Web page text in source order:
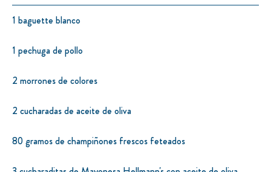
1 baguette blanco
1 pechuga de pollo
2 morrones de colores
2 cucharadas de aceite de oliva
80 gramos de champiñones frescos feteados